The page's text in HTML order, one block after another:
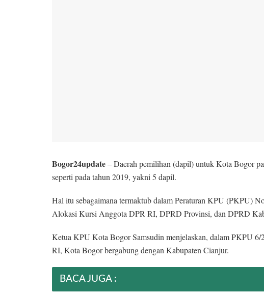
Bogor24update– Daerah pemilihan (dapil) untuk Kota Bogor
seperti pada tahun 2019, yakni 5 dapil.
Hal itu sebagaimana termaktub dalam Peraturan KPU (PKPU)
Alokasi Kursi Anggota DPR RI, DPRD Provinsi, dan DPRD
Ketua KPU Kota Bogor Samsudin menjelaskan, dalam PKPU
RI, Kota Bogor bergabung dengan Kabupaten Cianjur.
BACA JUGA :